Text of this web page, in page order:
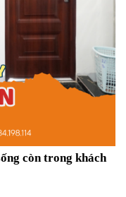
còn trong khách